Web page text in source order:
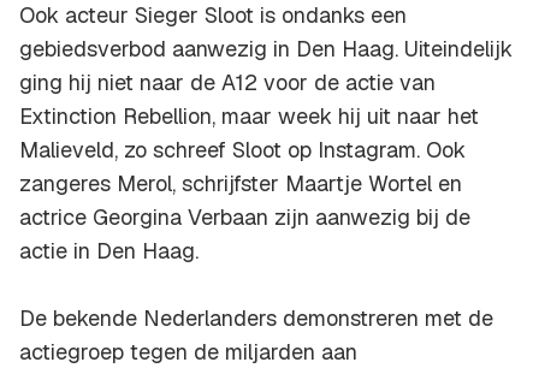
Ook acteur Sieger Sloot is ondanks een
gebiedsverbod aanwezig in Den Haag. Uiteindelijk
ging hij niet naar de A12 voor de actie van
Extinction Rebellion, maar week hij uit naar het
Malieveld, zo schreef Sloot op Instagram. Ook
zangeres Merol, schrijfster Maartje Wortel en
actrice Georgina Verbaan zijn aanwezig bij de
actie in Den Haag.
De bekende Nederlanders demonstreren met de
actiegroep tegen de miljarden aan